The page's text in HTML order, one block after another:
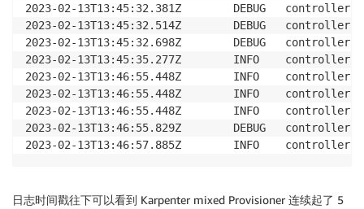
2023-02-13T13:45:32.381Z        DEBUG
2023-02-13T13:45:32.514Z        DEBUG
2023-02-13T13:45:32.698Z        DEBUG
2023-02-13T13:45:35.277Z        INFO
2023-02-13T13:46:55.448Z        INFO
2023-02-13T13:46:55.448Z        INFO
2023-02-13T13:46:55.448Z        INFO
2023-02-13T13:46:55.829Z        DEBUG
2023-02-13T13:46:57.885Z        INFO
日志时间戳往下可以看到 Karpenter mixed Provisioner 连续起了 5